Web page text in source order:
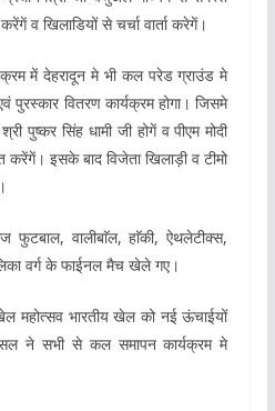
व खिलाडियों से चर्चा वार्ता करेगें।
में देहरादून मे भी कल परेड ग्राउंड मे
पुरस्कार वितरण कार्यक्रम होगा। जिसमे
पुष्कर सिंह धामी जी होगें व पीएम मोदी
करेंगें। इसके बाद विजेता खिलाड़ी व टीमो
वालीबाॅल, हाॅकी, ऐथलेटीक्स,
वर्ग के फाईनल मैच खेले गए।
महोत्सव भारतीय खेल को नई ऊंचाईयों
ने सभी से कल समापन कार्यक्रम मे